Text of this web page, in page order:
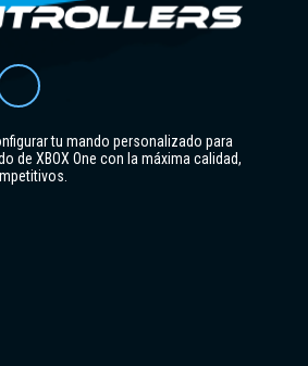
tu mando personalizado para
de XBOX One con la máxima calidad,